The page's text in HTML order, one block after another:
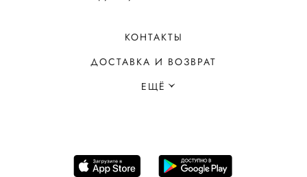
КОНТАКТЫ
ДОСТАВКА И ВОЗВРАТ
ЕЩЁ